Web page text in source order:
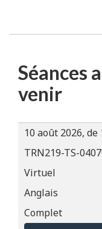
Séances
venir
10 août 2026, de
TRN219-TS-
Virtuel
Anglais
Complet